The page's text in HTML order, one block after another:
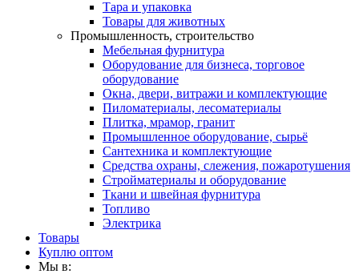
Тара и упаковка
Товары для животных
Промышленность, строительство
Мебельная фурнитура
Оборудование для бизнеса, торговое
оборудование
Окна, двери, витражи и комплектующие
Пиломатериалы, лесоматериалы
Плитка, мрамор, гранит
Промышленное оборудование, сырьё
Сантехника и комплектующие
Средства охраны, слежения, пожаротушения
Стройматериалы и оборудование
Ткани и швейная фурнитура
Топливо
Электрика
Товары
Куплю оптом
Мы в: